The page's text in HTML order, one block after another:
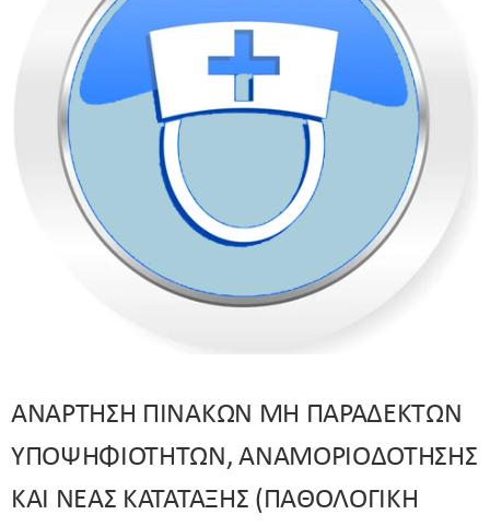
ΑΝΑΡΤΗΣΗ ΠΙΝΑΚΩΝ ΜΗ ΠΑΡΑΔΕΚΤΩΝ
ΥΠΟΨΗΦΙΟΤΗΤΩΝ, ΑΝΑΜΟΡΙΟΔΟΤΗΣΗΣ
ΚΑΙ ΝΕΑΣ ΚΑΤΑΤΑΞΗΣ (ΠΑΘΟΛΟΓΙΚΗ